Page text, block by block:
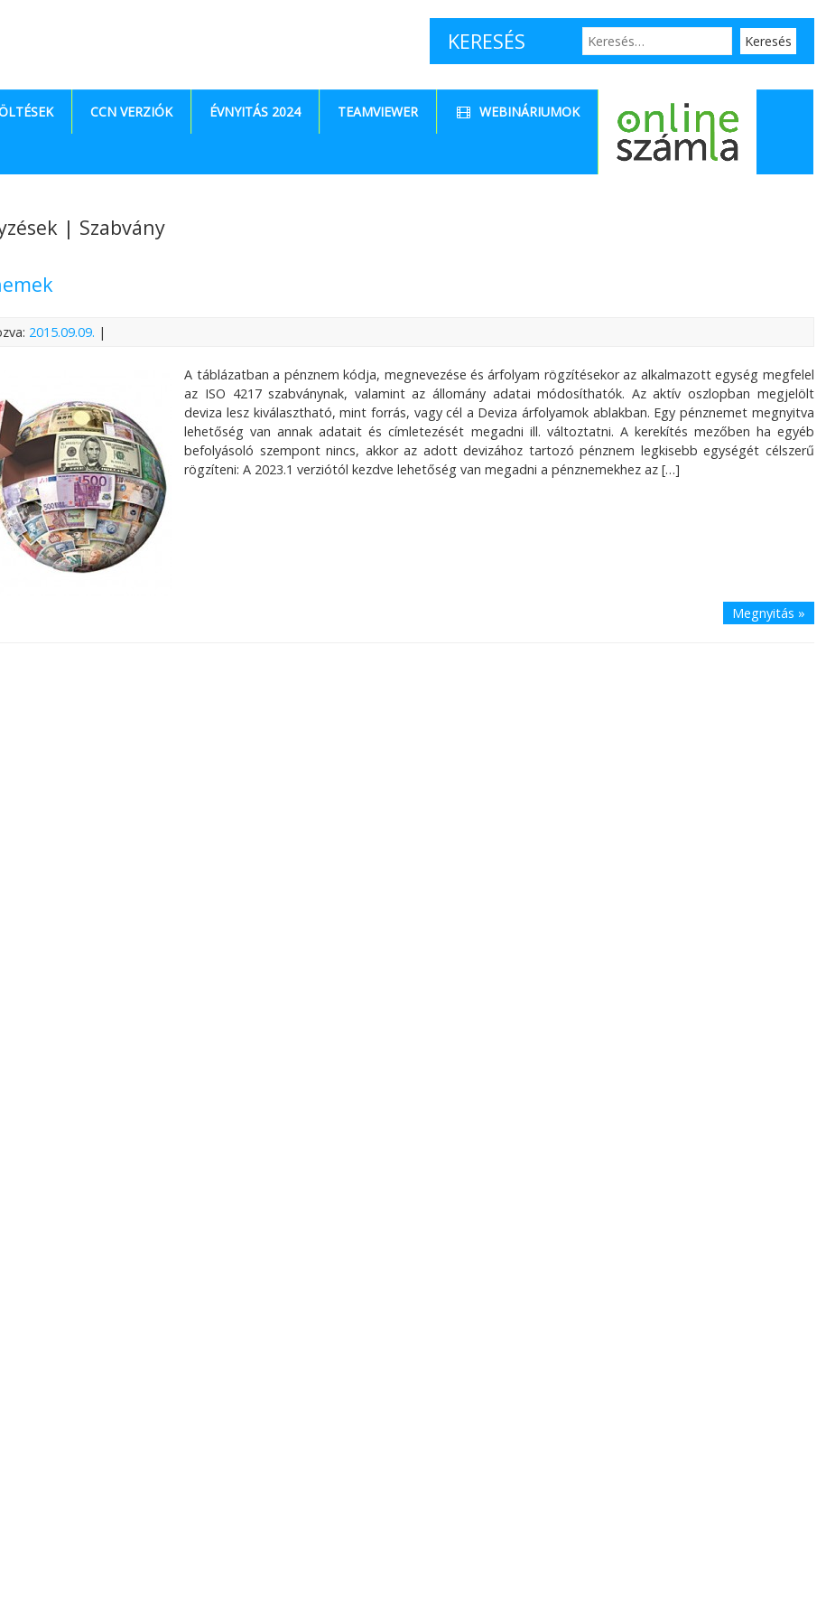
KERESÉS
CCN VERZIÓK ÉVNYITÁS 2024 TEAMVIEWER WEBINÁRIUMOK
| Szabvány
2015.09.09. |
A táblázatban a pénznem kódja, megnevezése és árfolyam rögzítésekor az alkalmazott egység megfelel
az ISO 4217 szabványnak, valamint az állomány adatai módosíthatók. Az aktív oszlopban megjelölt
deviza lesz kiválasztható, mint forrás, vagy cél a Deviza árfolyamok ablakban. Egy pénznemet megnyitva
lehetőség van annak adatait és címletezését megadni ill. változtatni. A kerekítés mezőben ha egyéb
befolyásoló szempont nincs, akkor az adott devizához tartozó pénznem legkisebb egységét célszerű
rögzíteni: A 2023.1 verziótól kezdve lehetőség van megadni a pénznemekhez az […]
Megnyitás »